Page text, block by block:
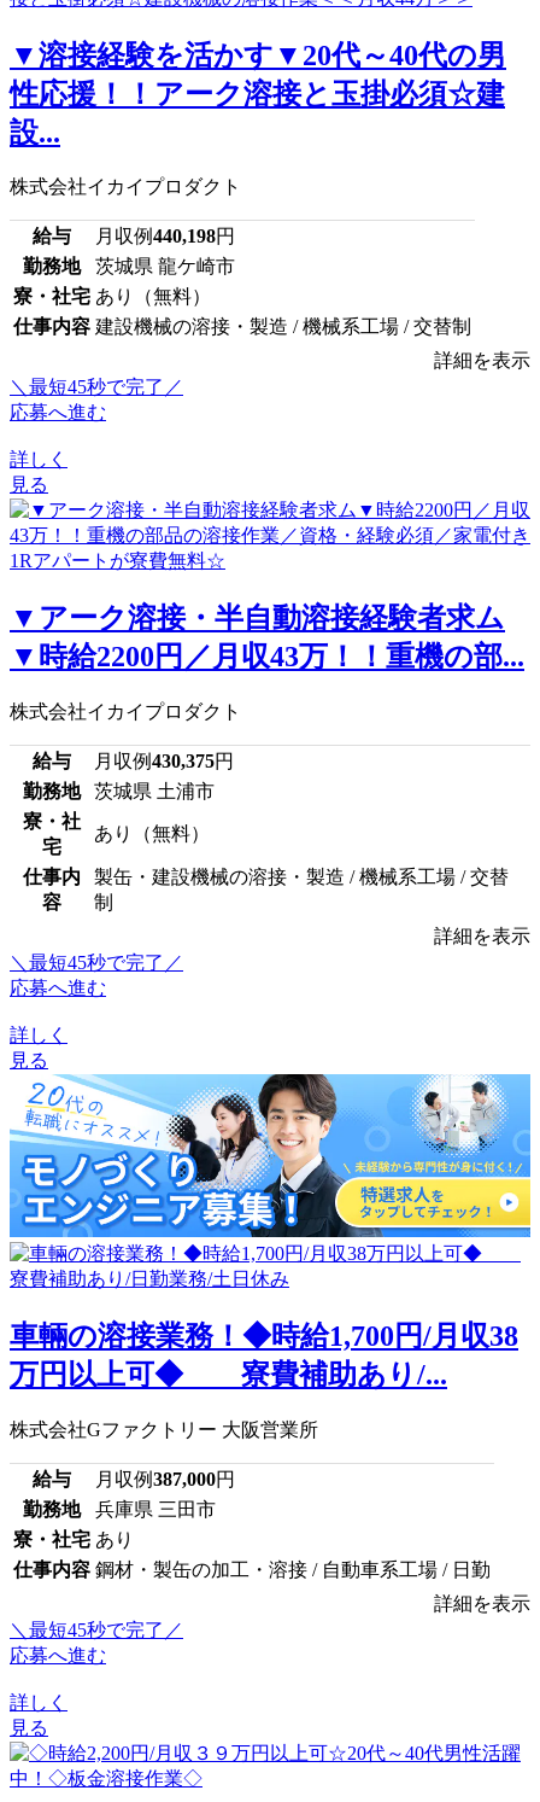
▼溶接経験を活かす▼20代～40代の男
性応援！！アーク溶接と玉掛必須☆建
設...
株式会社イカイプロダクト
給与 月収例440,198円
勤務地
茨城県 龍ケ崎市
寮・社宅 あり（無料）
仕事内容 建設機械の溶接・製造 / 機械系工場 / 交替制
詳細を表示
＼最短45秒で完了／
応募へ進む
詳しく
見る
▼アーク溶接・半自動溶接経験者求ム
▼時給2200円／月収43万！！重機の部...
株式会社イカイプロダクト
給与 月収例430,375円
勤務地
茨城県 土浦市
寮・社
宅
あり（無料）
仕事内
容
製缶・建設機械の溶接・製造 / 機械系工場 / 交替
制
詳細を表示
＼最短45秒で完了／
応募へ進む
詳しく
見る
車輛の溶接業務！◆時給1,700円/月収38
万円以上可◆ 寮費補助あり/...
株式会社Gファクトリー 大阪営業所
給与 月収例387,000円
勤務地
兵庫県 三田市
寮・社宅 あり
仕事内容 鋼材・製缶の加工・溶接 / 自動車系工場 / 日勤
詳細を表示
＼最短45秒で完了／
応募へ進む
詳しく
見る